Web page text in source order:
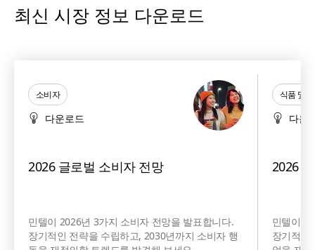
최신 시장 정보 다운로드
소비자
다운로드
2026 글로벌 소비자 전망
민텔이 2026년 3가지 소비자 전망을 발표합니다.
장기적인 전략을 수립하고, 2030년까지 소비자 행
식품 및
다운
2026
민텔이
장기적인